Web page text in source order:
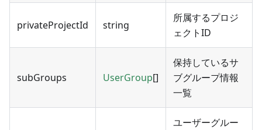
privateProjectId string
所属するプロジ
ェクトID
subGroups UserGroup[]
保持しているサ
ブグループ情報
一覧
ユーザーグルー